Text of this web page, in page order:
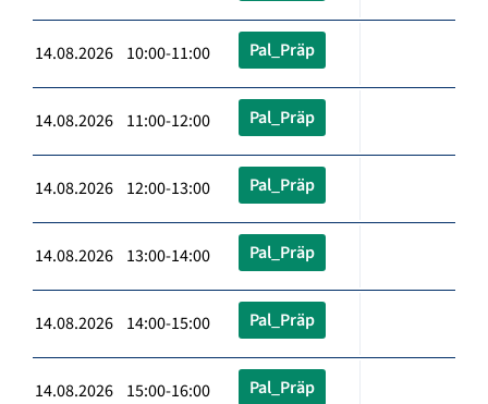
14.08.2026 10:00-11:00 Pal_Präp
14.08.2026 11:00-12:00 Pal_Präp
14.08.2026 12:00-13:00 Pal_Präp
14.08.2026 13:00-14:00 Pal_Präp
14.08.2026 14:00-15:00 Pal_Präp
14.08.2026 15:00-16:00 Pal_Präp